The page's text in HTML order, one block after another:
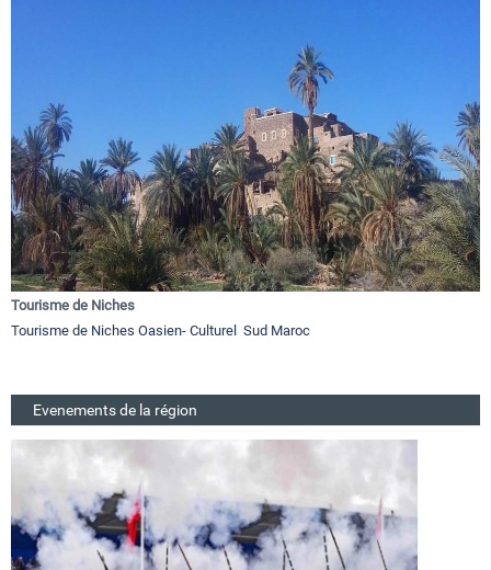
Tourisme de Niches
Tourisme de Niches Oasien- Culturel Sud Maroc
Evenements de la région